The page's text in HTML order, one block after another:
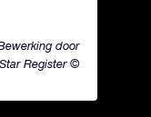
door
Register ©